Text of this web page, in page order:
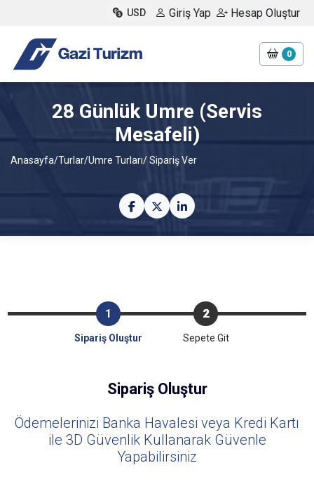
USD Giriş Yap Hesap Oluştur
0
28 Günlük Umre (Servis
Mesafeli)
Anasayfa/Turlar/Umre Turları/ Sipariş Ver
1
Sipariş Oluştur
2
Sepete Git
Sipariş Oluştur
Ödemelerinizi Banka Havalesi veya Kredi Kartı
ile 3D Güvenlik Kullanarak Güvenle
Yapabilirsiniz